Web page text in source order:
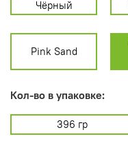
Чёрный
Pink Sand
Кол-во в упаковке:
396 гр